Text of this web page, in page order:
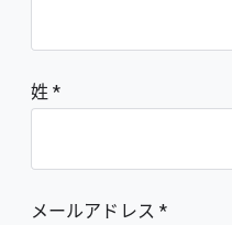
姓
メールアドレス